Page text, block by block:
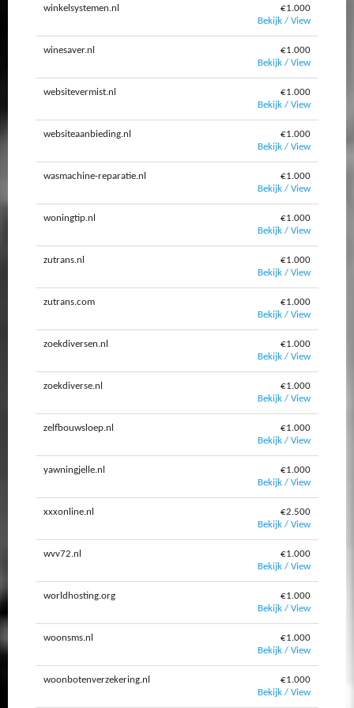
winkelsystemen.nl
€1.000
Bekijk / View
winesaver.nl
€1.000
Bekijk / View
websitevermist.nl
€1.000
Bekijk / View
websiteaanbieding.nl
€1.000
Bekijk / View
wasmachine-reparatie.nl
€1.000
Bekijk / View
woningtip.nl
€1.000
Bekijk / View
zutrans.nl
€1.000
Bekijk / View
zutrans.com
€1.000
Bekijk / View
zoekdiversen.nl
€1.000
Bekijk / View
zoekdiverse.nl
€1.000
Bekijk / View
zelfbouwsloep.nl
€1.000
Bekijk / View
yawningjelle.nl
€1.000
Bekijk / View
xxxonline.nl
€2.500
Bekijk / View
wvv72.nl
€1.000
Bekijk / View
worldhosting.org
€1.000
Bekijk / View
woonsms.nl
€1.000
Bekijk / View
woonbotenverzekering.nl
€1.000
Bekijk / View